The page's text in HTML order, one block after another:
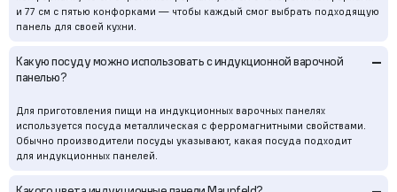
и 77 см с пятью конфорками — чтобы каждый смог выбрать подходящую
панель для своей кухни.
Какую посуду можно использовать с индукционной варочной
панелью?
–
Для приготовления пищи на индукционных варочных панелях
используется посуда металлическая с ферромагнитными свойствами.
Обычно производители посуды указывают, какая посуда подходит
для индукционных панелей.